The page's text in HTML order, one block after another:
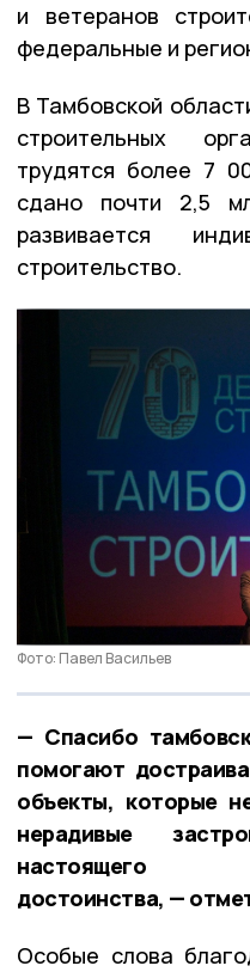
и ветеранов
федеральные и
В Тамбовской
строительных
трудятся более 7
сдано почти 2,5
развивается
строительство.
Фото: Павел Васильев
— Спасибо
помогают
объекты, которые
нерадивые
настоящего
достоинства, —
Особые слова